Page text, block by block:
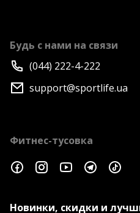
Будь с нами на связи
(044) 222-4-222
support@sportlife.ua
Фитнес-тусовка
Новинки, скидки и